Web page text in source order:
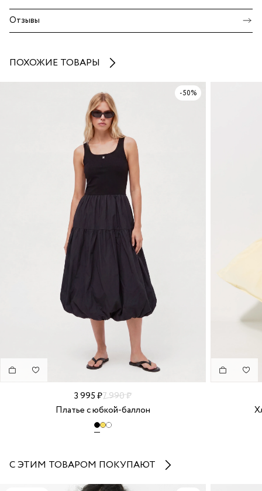
Отзывы
ПОХОЖИЕ ТОВАРЫ
3 995 ₽7 990 ₽
Платье с юбкой-баллон
-50%
С ЭТИМ ТОВАРОМ ПОКУПАЮТ